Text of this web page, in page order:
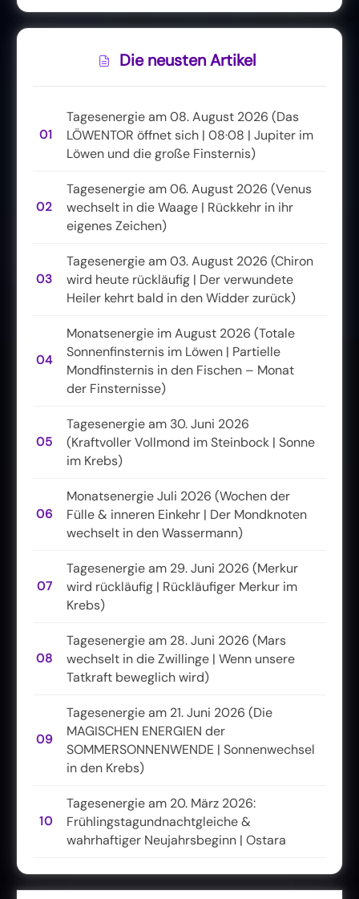
Die neusten Artikel
01
Tagesenergie am 08. August 2026 (Das
LÖWENTOR öffnet sich | 08·08 | Jupiter im
Löwen und die große Finsternis)
02
Tagesenergie am 06. August 2026 (Venus
wechselt in die Waage | Rückkehr in ihr
eigenes Zeichen)
03
Tagesenergie am 03. August 2026 (Chiron
wird heute rückläufig | Der verwundete
Heiler kehrt bald in den Widder zurück)
04
Monatsenergie im August 2026 (Totale
Sonnenfinsternis im Löwen | Partielle
Mondfinsternis in den Fischen – Monat
der Finsternisse)
05
Tagesenergie am 30. Juni 2026
(Kraftvoller Vollmond im Steinbock | Sonne
im Krebs)
06
Monatsenergie Juli 2026 (Wochen der
Fülle & inneren Einkehr | Der Mondknoten
wechselt in den Wassermann)
07
Tagesenergie am 29. Juni 2026 (Merkur
wird rückläufig | Rückläufiger Merkur im
Krebs)
08
Tagesenergie am 28. Juni 2026 (Mars
wechselt in die Zwillinge | Wenn unsere
Tatkraft beweglich wird)
09
Tagesenergie am 21. Juni 2026 (Die
MAGISCHEN ENERGIEN der
SOMMERSONNENWENDE | Sonnenwechsel
in den Krebs)
10
Tagesenergie am 20. März 2026:
Frühlingstagundnachtgleiche &
wahrhaftiger Neujahrsbeginn | Ostara